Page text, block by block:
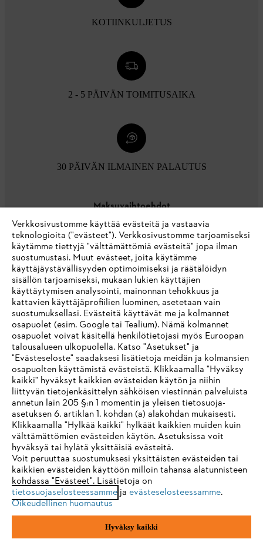
KOTIINKULJETUS
2 - 5 PÄIVÄN TOIMITUSAIKA
30 PÄIVÄN ILMAINEN PALAUTUS
Maksuvaihtoehdot
Yritys
STIHL FAQ
Palvelut
Yleiset ehdot Tietosuojakäytäntö Impressum
Evästeet Takuuehdot Oikeudelliset tiedot
IHR BROWSER WIRD NICHT
UNTERSTÜTZT
Sie nutzen einen Browser, den wir noch nicht unterstützen. Für
eine optimale Nutzung unserer Seite empfehlen wir Ihnen, zu
einem der folgenden Browser zu wechseln:
Firefox Chrome
Verkkosivustomme käyttää evästeitä ja vastaavia
teknologioita ("evästeet"). Verkkosivustomme tarjoamiseksi
käytämme tiettyjä "välttämättömiä evästeitä" jopa ilman
suostumustasi. Muut evästeet, joita käytämme
käyttäjäystävällisyyden optimoimiseksi ja räätälöidyn
sisällön tarjoamiseksi, mukaan lukien käyttäjien
käyttäytymisen analysointi, mainonnan tehokkuus ja
kattavien käyttäjäprofiilien luominen, asetetaan vain
suostumuksellasi. Evästeitä käyttävät me ja kolmannet
osapuolet (esim. Google tai Tealium). Nämä kolmannet
osapuolet voivat käsitellä henkilötietojasi myös Euroopan
talousalueen ulkopuolella. Katso "Asetukset" ja
"Evästeseloste" saadaksesi lisätietoja meidän ja kolmansien
osapuolten käyttämistä evästeistä. Klikkaamalla "Hyväksy
kaikki" hyväksyt kaikkien evästeiden käytön ja niihin
liittyvän tietojenkäsittelyn sähköisen viestinnän palveluista
annetun lain 205 §:n 1 momentin ja yleisen tietosuoja-
asetuksen 6. artiklan 1. kohdan (a) alakohdan mukaisesti.
Klikkaamalla "Hylkää kaikki" hylkäät kaikkien muiden kuin
välttämättömien evästeiden käytön. Asetuksissa voit
hyväksyä tai hylätä yksittäisiä evästeitä.
Voit peruuttaa suostumuksesi yksittäisten evästeiden tai
kaikkien evästeiden käyttöön milloin tahansa alatunnisteen
kohdassa "Evästeet". Lisätietoja on
tietosuojaselosteessammeja evästeselosteessamme.
Oikeudellinen huomautus
Hyväksy kaikki